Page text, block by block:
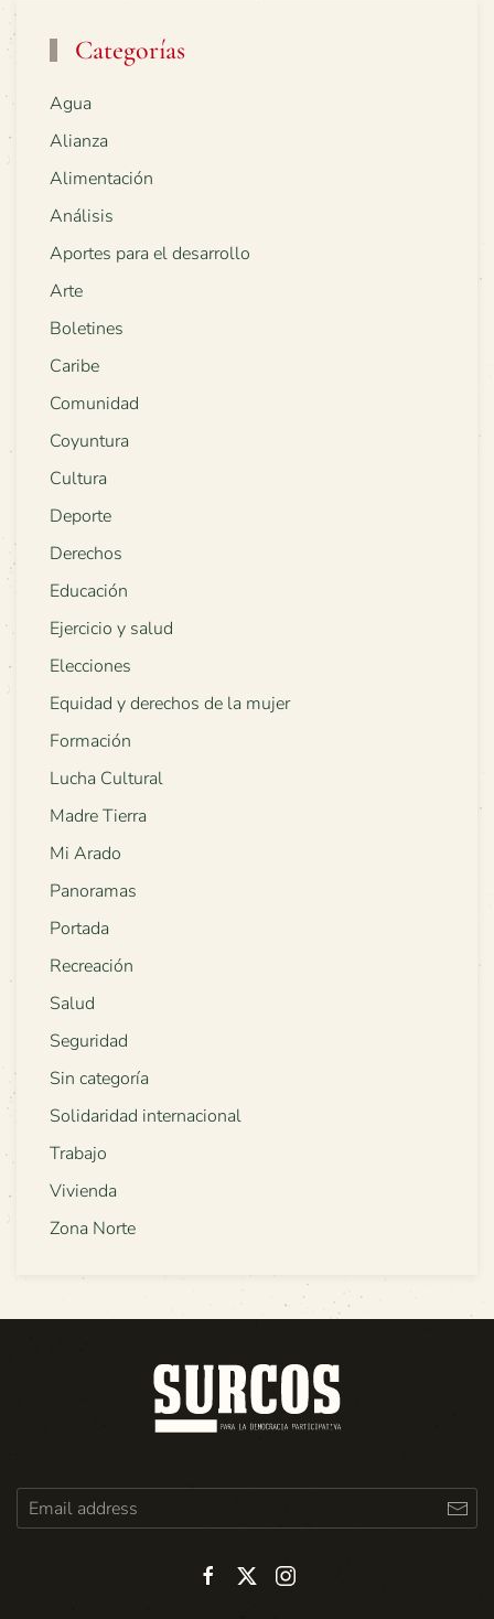
Categorías
Agua
Alianza
Alimentación
Análisis
Aportes para el desarrollo
Arte
Boletines
Caribe
Comunidad
Coyuntura
Cultura
Deporte
Derechos
Educación
Ejercicio y salud
Elecciones
Equidad y derechos de la mujer
Formación
Lucha Cultural
Madre Tierra
Mi Arado
Panoramas
Portada
Recreación
Salud
Seguridad
Sin categoría
Solidaridad internacional
Trabajo
Vivienda
Zona Norte